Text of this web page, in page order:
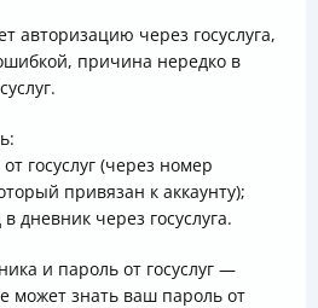
авторизацию через госуслуга,
причина нередко в
от госуслуг (через номер
привязан к аккаунту);
дневник через госуслуга.
и пароль от госуслуг —
может знать ваш пароль от